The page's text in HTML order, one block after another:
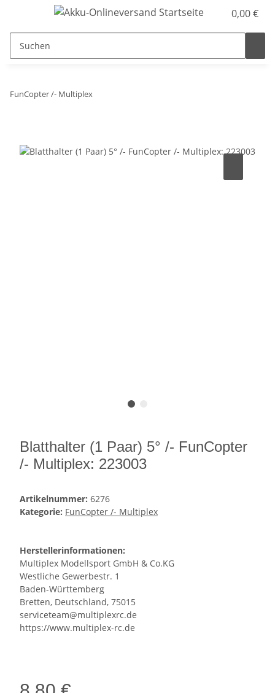
0,00 €
FunCopter /- Multiplex
Blatthalter (1 Paar) 5° /- FunCopter
/- Multiplex: 223003
Artikelnummer: 6276
Kategorie: FunCopter /- Multiplex
Herstellerinformationen:
Multiplex Modellsport GmbH & Co.KG
Westliche Gewerbestr. 1
Baden-Württemberg
Bretten, Deutschland, 75015
serviceteam@multiplexrc.de
https://www.multiplex-rc.de